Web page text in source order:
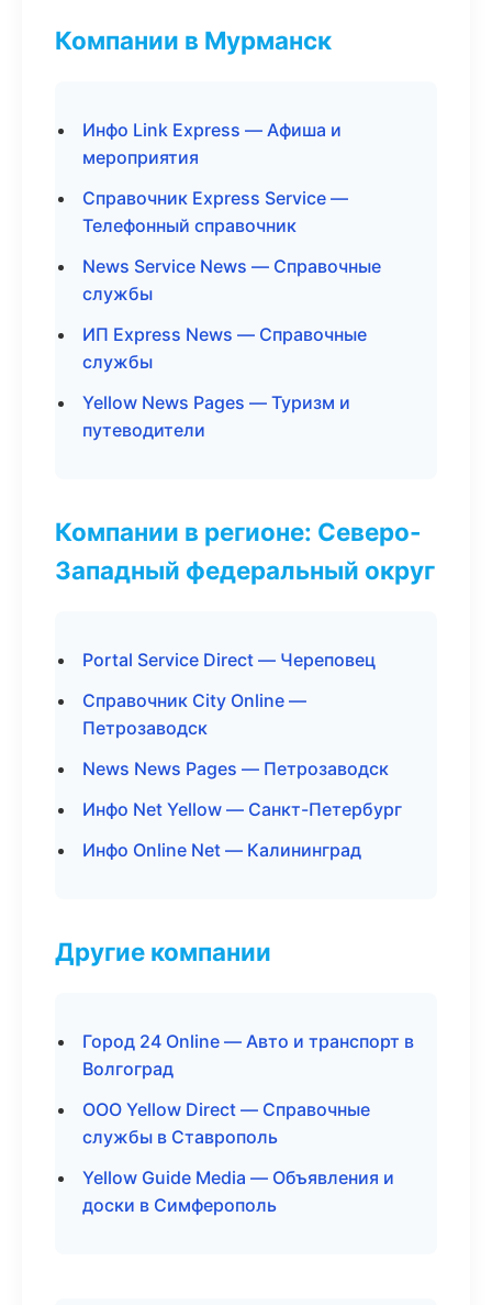
Компании в Мурманск
Инфо Link Express — Афиша и
мероприятия
Справочник Express Service —
Телефонный справочник
News Service News — Справочные
службы
ИП Express News — Справочные
службы
Yellow News Pages — Туризм и
путеводители
Компании в регионе: Северо-
Западный федеральный округ
Portal Service Direct — Череповец
Справочник City Online —
Петрозаводск
News News Pages — Петрозаводск
Инфо Net Yellow — Санкт-Петербург
Инфо Online Net — Калининград
Другие компании
Город 24 Online — Авто и транспорт в
Волгоград
ООО Yellow Direct — Справочные
службы в Ставрополь
Yellow Guide Media — Объявления и
доски в Симферополь